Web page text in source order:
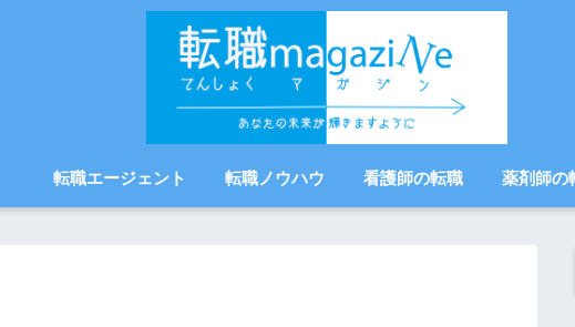
転職エージェント 転職ノウハウ 看護師の転職 薬剤師の